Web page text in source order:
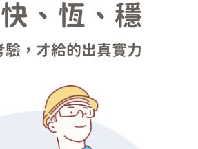
、恆、穩
驗，才給的出真實力